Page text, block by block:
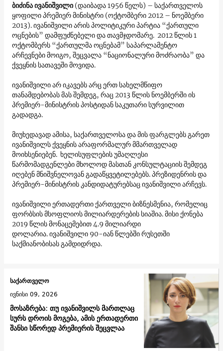
ბიძინა ივანიშვილი (დაიბადა 1956 წელს) – საქართველოს
ყოფილი პრემიერ მინისტრი (ოქტომბერი 2012 – ნოემბერი
2013). ივანიშვილი არის პოლიტიკური პარტია “ქართული
ოცნების” დამფუძნებელი და თავმჯდომარე. 2012 წლის 1
ოქტომბერს “ქართულმა ოცნებამ” საპარლამენტო
არჩევნები მოიგო, შეცვალა “ნაციონალური მოძრაობა” და
ქვეყნის სათავეში მოვიდა.
ივანიშვილი არ იკავებს არც ერთ სახელმწიფო
თანამდებობას მას შემდეგ, რაც 2013 წლის ნოემბერში ის
პრემიერ-მინისტრის პოსტიდან საკუთარი სურვილით
გადადგა.
მიუხედავად ამისა, საქართველოსა და მის ფარგლებს გარეთ
ივანიშვილს ქვეყნის არაფორმალურ მმართველად
მოიხსენიებენ. ხელისუფლების უმაღლესი
წარმომადგენლები მხოლოდ მასთან კონსულტაციის შემდეგ
იღებენ მნიშვნელოვან გადაწყვეტილებებს. პრეზიდენრის და
პრემიერ-მინისტრის კანდიდატურებსაც ივანიშვილი არჩევს.
ივანიშვილი ერთადერთი ქართველი ბიზნესმენია, რომელიც
ფორბსის მსოფლიოს მილიარდერების სიაშია. მისი ქონება
2019 წლის მონაცემებით 4.9 მილიარდი
დოლარია. ივანიშვილი 90-იან წლებში რუსეთში
საქმიანობისას გამდიდრდა.
მოსაზრება: თუ ივანიშვილს მართლაც
სურს დროის მოგება, ამის ერთადერთი
შანსი სწორედ პრემიერის შეცვლაა
საქართველო
ივნისი 09, 2026